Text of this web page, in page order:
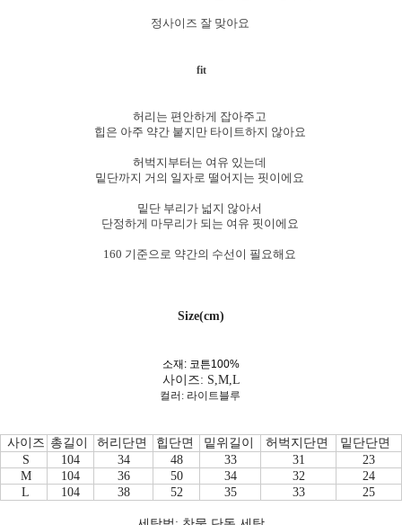
정사이즈 잘 맞아요
fit
허리는 편안하게 잡아주고
힙은 아주 약간 붙지만 타이트하지 않아요
허벅지부터는 여유 있는데
밑단까지 거의 일자로 떨어지는 핏이에요
밑단 부리가 넓지 않아서
단정하게 마무리가 되는 여유 핏이에요
160 기준으로 약간의 수선이 필요해요
Size(cm)
소재: 코튼100%
사이즈: S,M,L
컬러: 라이트블루
사이즈 총길이 허리단면 힙단면 밑위길이 허벅지단면
밑단단면
S
104 34 48 33 31
23
M
104 36 50 34 32
24
L
104 38 52 35 33 25